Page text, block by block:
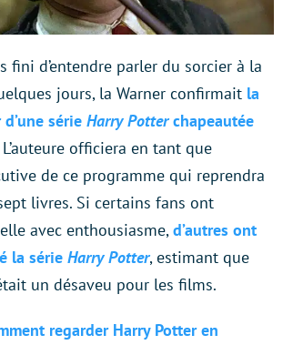
fini d’entendre parler du sorcier à la
jours, la Warner confirmait la
série Harry Potterchapeautée
L’auteure officiera en tant que
de ce programme qui reprendra
livres. Si certains fans ont
avec enthousiasme,d’autres ont
la série Harry Potter, estimant que
un désaveu pour les films.
regarder Harry Potter en